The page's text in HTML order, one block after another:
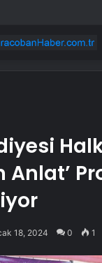
neden düşüyor?
Anlat’
18, 2024 0 1